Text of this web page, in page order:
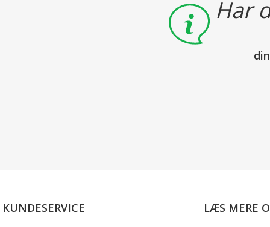
Har
KUNDESERVICE
LÆS MERE